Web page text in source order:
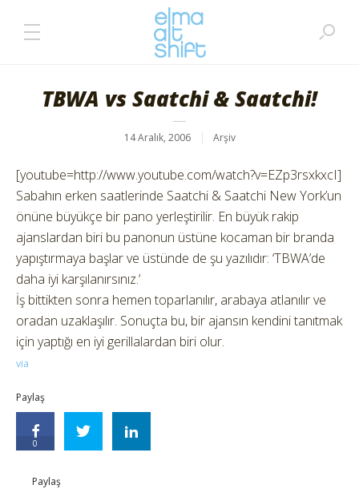
TBWA vs Saatchi & Saatchi!
14 Aralık, 2006 Arşiv
[youtube=http://www.youtube.com/watch?v=EZp3rsxkxcI]
Sabahın erken saatlerinde Saatchi & Saatchi New York’un
önüne büyükçe bir pano yerleştirilir. En büyük rakip
ajanslardan biri bu panonun üstüne kocaman bir branda
yapıştırmaya başlar ve üstünde de şu yazılıdır: ‘TBWA’de
daha iyi karşılanırsınız.’
İş bittikten sonra hemen toparlanılır, arabaya atlanılır ve
oradan uzaklaşılır. Sonuçta bu, bir ajansın kendini tanıtmak
için yaptığı en iyi gerillalardan biri olur.
via
Paylaş
0
Paylaş